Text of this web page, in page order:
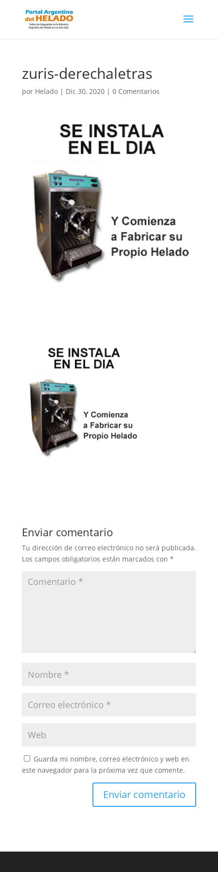
zuris-derechaletras
por Helado| Dic 30, 2020| 0 Comentarios
Enviar comentario
Tu dirección de correo electrónico no será publicada.
Los campos obligatorios están marcados con *
Guarda mi nombre, correo electrónico y web en
este navegador para la próxima vez que comente.